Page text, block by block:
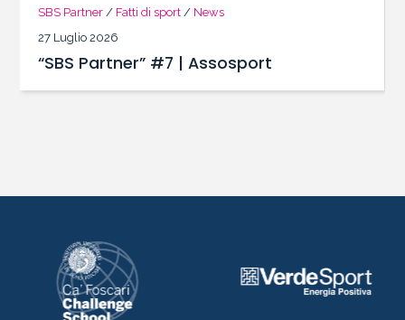
22 Giugno 2026
“SBS Partner” #6 | PWC